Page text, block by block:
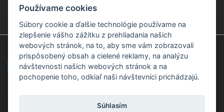
Gemmoterapia
Nakupuj bezpečne Veľkoobchod
Kamenné predajne
Považská Bystrica v Kauflande Považská Bystrica Mpark
Žilina Čadca
Záruka kvality
Používame cookies
Súbory cookie a ďalšie technológie používame na
zlepšenie vášho zážitku z prehliadania našich
webových stránok, na to, aby sme vám zobrazovali
prispôsobený obsah a cielené reklamy, na analýzu
návštevnosti našich webových stránok a na
pochopenie toho, odkiaľ naši návštevníci prichádzajú.
Súhlasím